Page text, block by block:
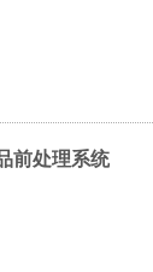
前处理系统